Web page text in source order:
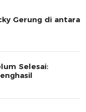
Gerung di antara
Selesai: